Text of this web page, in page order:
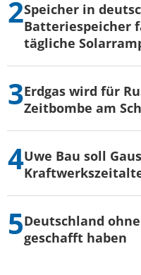
Speicher in
Batteriespeicher
tägliche
Erdgas wird für
Zeitbombe am
Uwe Bau soll
Deutschland
geschafft haben